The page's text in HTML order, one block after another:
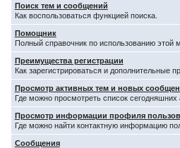
Поиск тем и сообщений
Как воспользоваться функцией поиска.
Помощник
Полный справочник по использованию этой
Преимущества регистрации
Как зарегистрироваться и дополнительные
Просмотр активных тем и новых
Где можно просмотреть список
Просмотр информации профиля
Где можно найти контактную информацию
Сообщения